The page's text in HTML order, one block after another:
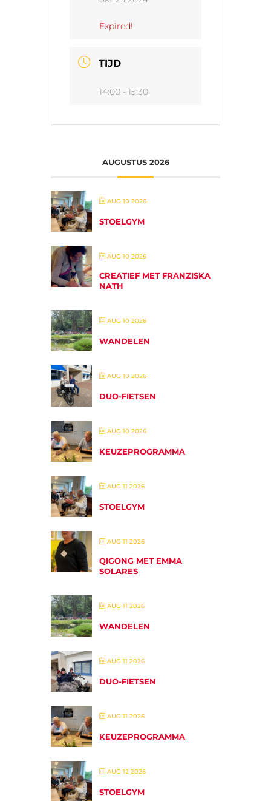
Expired!
TIJD
14:00 - 15:30
AUGUSTUS 2026
AUG 10 2026
STOELGYM
AUG 10 2026
CREATIEF MET FRANZISKA
NATH
AUG 10 2026
WANDELEN
AUG 10 2026
DUO-FIETSEN
AUG 10 2026
KEUZEPROGRAMMA
AUG 11 2026
STOELGYM
AUG 11 2026
QIGONG MET EMMA
SOLARES
AUG 11 2026
WANDELEN
AUG 11 2026
DUO-FIETSEN
AUG 11 2026
KEUZEPROGRAMMA
AUG 12 2026
STOELGYM